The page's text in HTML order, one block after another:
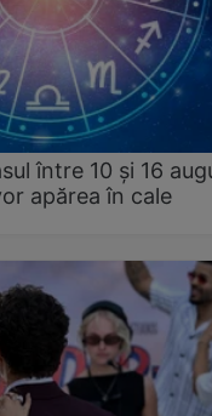
între 10 și 16
apărea în cale